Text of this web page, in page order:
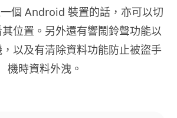
個 Android 裝置的話，亦可以切
位置。另外還有響鬧鈴聲功能以
以及有清除資料功能防止被盜手
機時資料外洩。